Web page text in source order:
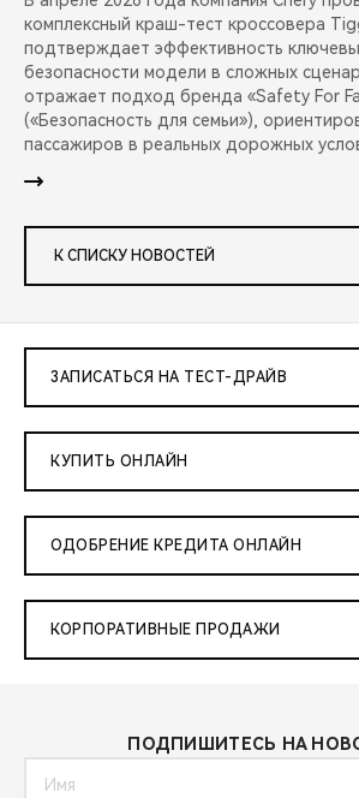
комплексный краш-тест кроссовера
подтверждает эффективность
безопасности модели в сложных
отражает подход бренда «Safety For
(«Безопасность для семьи»),
пассажиров в реальных дорожных
К СПИСКУ НОВОСТЕЙ
ЗАПИСАТЬСЯ НА ТЕСТ-ДРАЙВ
КУПИТЬ ОНЛАЙН
ОДОБРЕНИЕ КРЕДИТА ОНЛАЙН
КОРПОРАТИВНЫЕ ПРОДАЖИ
ПОДПИШИТЕСЬ НА